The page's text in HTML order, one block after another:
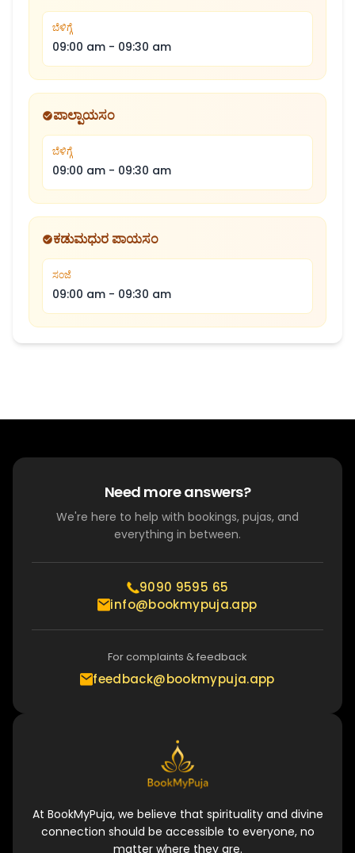
ಬೆಳಿಗ್ಗೆ
09:00 am - 09:30 am
ಪಾಲ್ಪಾಯಸಂ
ಬೆಳಿಗ್ಗೆ
09:00 am - 09:30 am
ಕಡುಮಧುರ ಪಾಯಸಂ
ಸಂಜೆ
09:00 am - 09:30 am
Need more answers?
We're here to help with bookings, pujas, and
everything in between.
9090 9595 65
info@bookmypuja.app
For complaints & feedback
feedback@bookmypuja.app
At BookMyPuja, we believe that spirituality and divine
connection should be accessible to everyone, no
matter where they are.